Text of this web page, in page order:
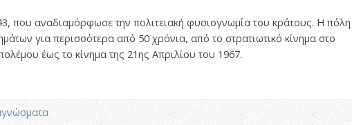
που αναδιαμόρφωσε την πολιτειακή φυσιογνωμία του κράτους. Η πόλη
για περισσότερα από 50 χρόνια, από το στρατιωτικό κίνημα στο
έως το κίνημα της 21ης Απριλίου του 1967.